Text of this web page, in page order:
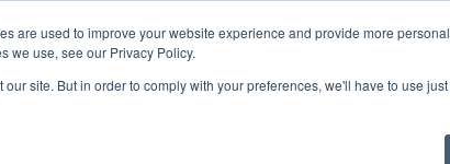
are used to improve your website experience and provide more
we use, see our Privacy Policy.
site. But in order to comply with your preferences, we'll have to use
MLG BLOGJP/EN
サステナビリティ 企業情報